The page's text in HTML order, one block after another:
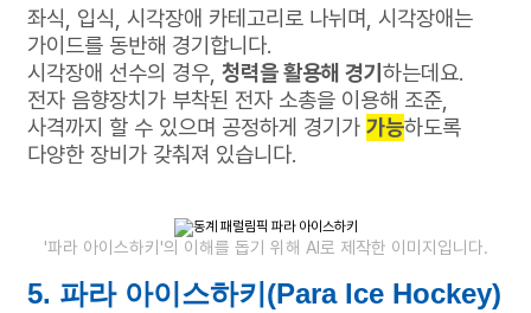
좌식, 입식, 시각장애 카테고리로 나뉘며, 시각장애는
가이드를 동반해 경기합니다.
시각장애 선수의 경우,청력을 활용해 경기하는데요.
전자 음향장치가 부착된 전자 소총을 이용해 조준,
사격까지 할 수 있으며 공정하게 경기가가능하도록
다양한 장비가 갖춰져 있습니다.
'파라 아이스하키'의 이해를 돕기 위해 AI로 제작한 이미지입니다.
5. 파라 아이스하키(Para Ice Hockey)